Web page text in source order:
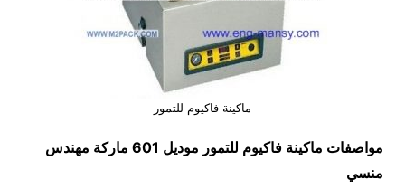
ماكينة فاكيوم للتمور
مواصفات ماكينة فاكيوم للتمور
موديل 601 ماركة مهندس
منسي